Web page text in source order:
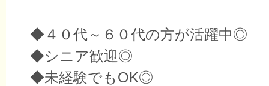
◆４０代～６０代の方が活躍中◎
◆シニア歓迎◎
◆未経験でもOK◎